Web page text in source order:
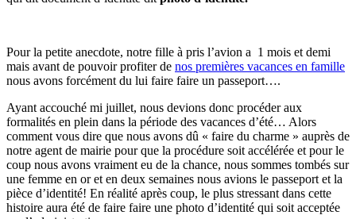
Pour la petite anecdote, notre fille à pris l’avion a 1 mois et demi
mais avant de pouvoir profiter de nos premières vacances en famille
nous avons forcément du lui faire faire un passeport….
Ayant accouché mi juillet, nous devions donc procéder aux
formalités en plein dans la période des vacances d’été… Alors
comment vous dire que nous avons dû « faire du charme » auprès de
notre agent de mairie pour que la procédure soit accélérée et pour le
coup nous avons vraiment eu de la chance, nous sommes tombés sur
une femme en or et en deux semaines nous avions le passeport et la
pièce d’identité! En réalité après coup, le plus stressant dans cette
histoire aura été de faire faire une photo d’identité qui soit acceptée